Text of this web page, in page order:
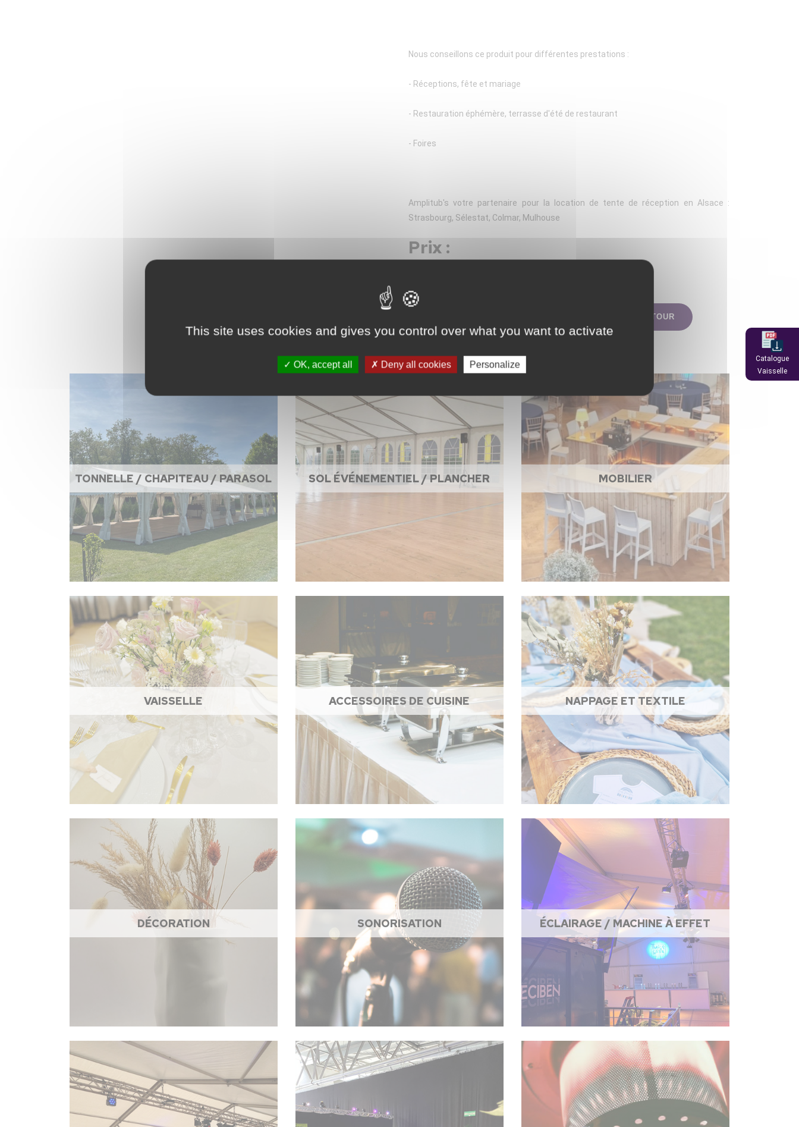
Nous conseillons ce produit pour différentes prestations :
- Réceptions, fête et mariage
- Restauration éphémère, terrasse d'été de restaurant
- Foires
Amplitub's votre partenaire pour la location de tente de réception en Alsace :
Strasbourg, Sélestat, Colmar, Mulhouse
Prix :
RETOUR
TONNELLE / CHAPITEAU / PARASOL SOL ÉVÉNEMENTIEL / PLANCHER MOBILIER
VAISSELLE ACCESSOIRES DE CUISINE NAPPAGE ET TEXTILE
DÉCORATION SONORISATION ÉCLAIRAGE / MACHINE À EFFET
Catalogue
Vaisselle
This site uses cookies and gives you control over what you want to activate
OK, accept all Deny all cookies Personalize